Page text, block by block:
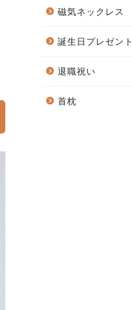
磁気ネックレス
誕生日プレゼント
退職祝い
首枕